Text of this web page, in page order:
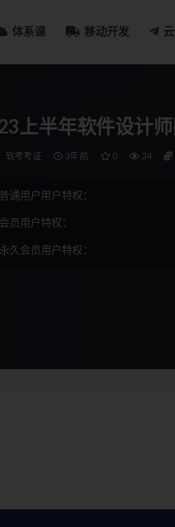
体系课 移动开发
上半年软件设计
软考考证 3年前 0 24
普通用户用户特权：
会员用户特权：
永久会员用户特权：